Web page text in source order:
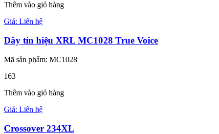
Thêm vào giỏ hàng
Giá: Liên hệ
Dây tín hiệu XRL MC1028 True Voice
Mã sản phẩm: MC1028
163
Thêm vào giỏ hàng
Giá: Liên hệ
Crossover 234XL